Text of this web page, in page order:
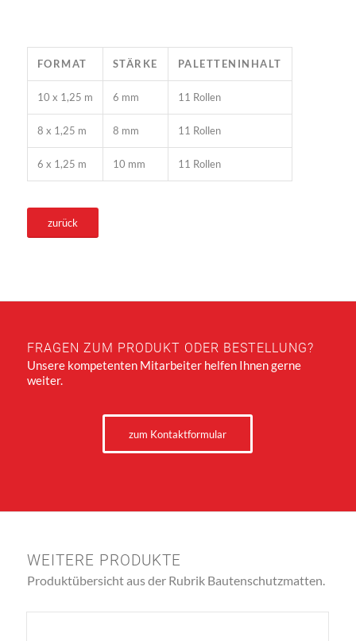
FORMAT STÄRKE PALETTENINHALT
10 x 1,25 m 6 mm 11 Rollen
8 x 1,25 m 8 mm 11 Rollen
6 x 1,25 m 10 mm 11 Rollen
zurück
FRAGEN ZUM PRODUKT ODER BESTELLUNG?
Unsere kompetenten Mitarbeiter helfen Ihnen gerne
weiter.
zum Kontaktformular
WEITERE PRODUKTE
Produktübersicht aus der Rubrik Bautenschutzmatten.